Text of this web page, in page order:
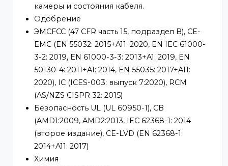
PoE-Порт PoE: порты 1–8
Макс. Мощность Порта30 Вт
Бюджет Мощности PoE60 Вт
Функция Набора Номера
Дальний Диапазон
Порты 1–8: до 300 м.
Эффективность работы на большом
расстоянии может зависеть от модели
камеры и состояния кабеля.
Одобрение
ЭМСFCC (47 CFR часть 15, подраздел B), CE-